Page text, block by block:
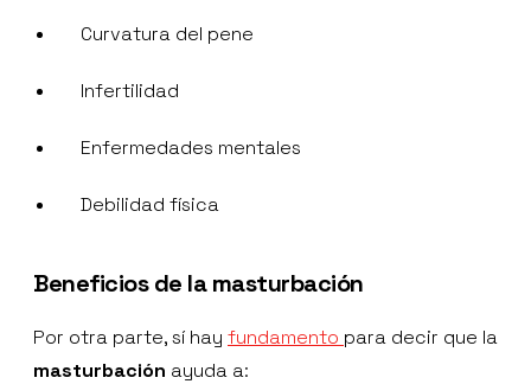
Curvatura del pene
Infertilidad
Enfermedades mentales
Debilidad física
Beneficios de la masturbación
Por otra parte, sí hay fundamento para decir que la
masturbación ayuda a: